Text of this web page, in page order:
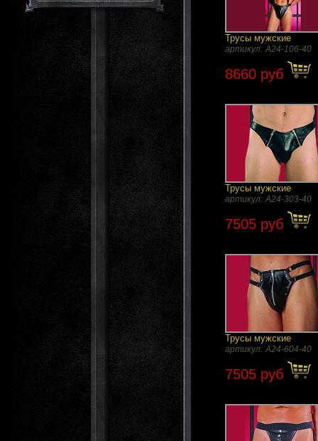
Трусы мужские
артикул: А24-106-40
8660 руб
Трусы мужские
артикул: A24-303-40
7505 руб
Трусы мужские
артикул: A24-604-40
7505 руб